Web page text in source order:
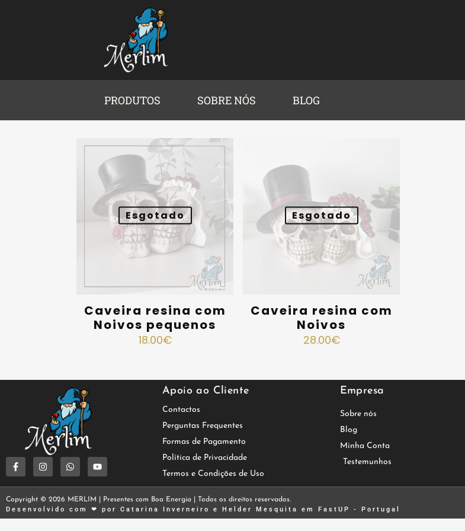
PRODUTOS SOBRE NÓS BLOG
Esgotado
Caveira resina com
Noivos pequenos
18.00€
Esgotado
Caveira resina com
Noivos
28.00€
Apoio ao Cliente Empresa
Contactos
Perguntas Frequentes
Formas de Pagamento
Política de Privacidade
Termos e Condições de Uso
Sobre nós
Blog
Minha Conta
Testemunhos
Copyright © 2026 MERLIM | Presentes com Boa Energia | Todos os direitos reservados.
Desenvolvido com ❤ por Catarina Inverneiro e Helder Mesquita em FastUP - Portugal